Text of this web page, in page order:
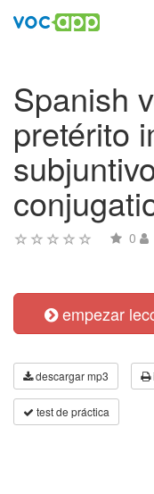
Spanish
pretérito
0
empezar
descargar mp3
test de práctica